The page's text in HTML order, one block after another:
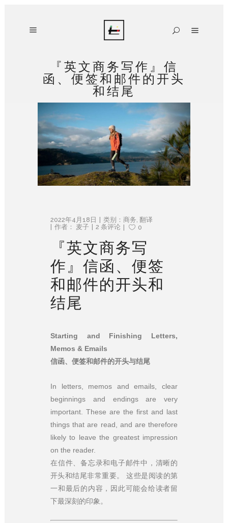
『英文商务写作』信
函、便签和邮件的开头
和结尾
2022年4月18日 类别： 商务, 翻译
作者： 麦子 2 条评论 0
『英文商务写
作』信函、便签
和邮件的开头和
结尾
Starting and Finishing Letters,
Memos & Emails
信函、便签和邮件的开头与结尾
In letters, memos and emails, clear
beginnings and endings are very
important. These are the first and last
things that are read, and are therefore
likely to leave the greatest impression
on the reader.
在信件、备忘录和电子邮件中，清晰的
开头和结尾非常重要。 这些是阅读的第
一和最后的内容，因此可能会给读者留
下最深刻的印象。